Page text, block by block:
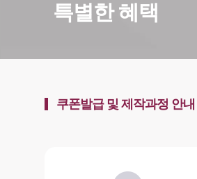
특별한 혜택
쿠폰발급 및 제작과정 안내